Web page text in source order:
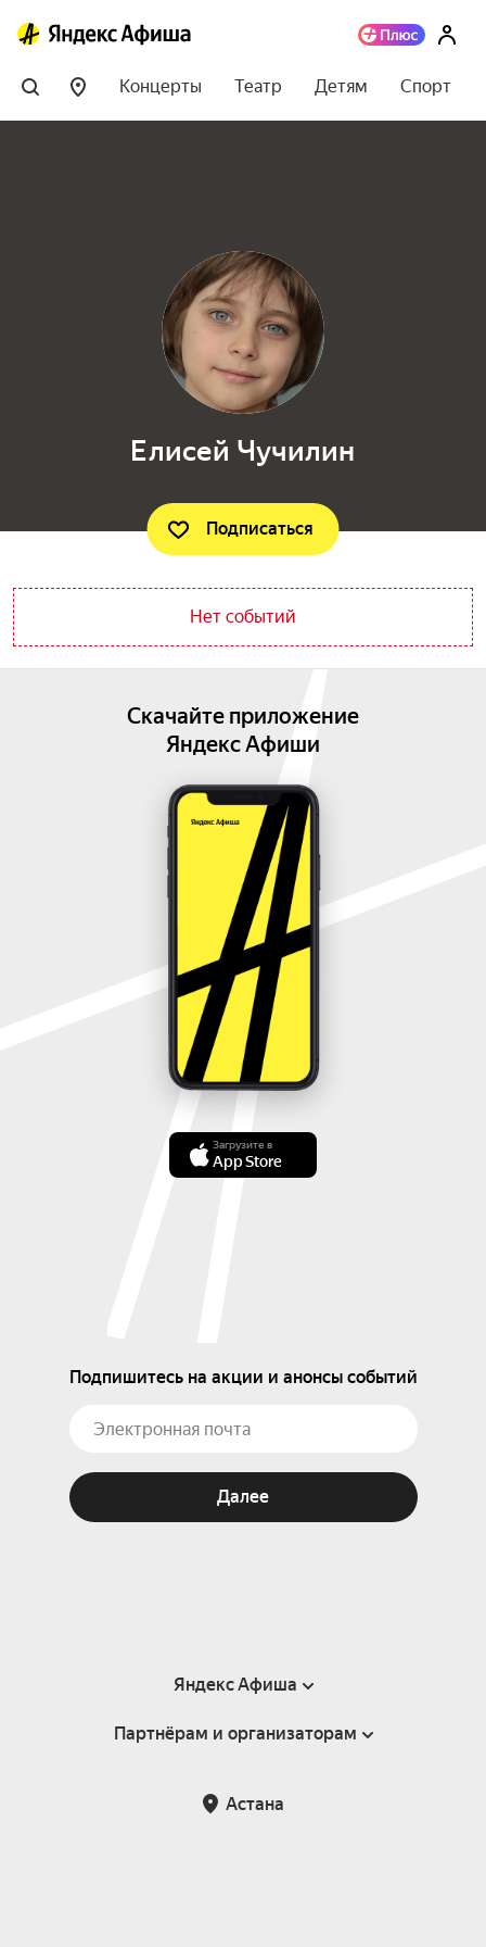
Концерты Театр Детям Спорт
Елисей Чучилин
Подписаться
Нет событий
Скачайте приложение
Яндекс Афиши
Загрузите в
App Store
Подпишитесь на акции и анонсы событий
Далее
Яндекс Афиша
Справка
Возврат билетов
Партнёрам и организаторам
Астана